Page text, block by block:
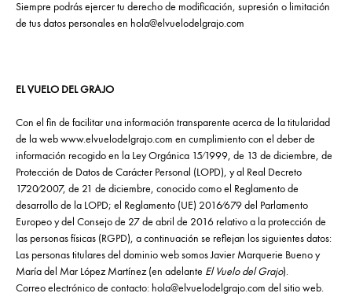
Siempre podrás ejercer tu derecho de modificación, supresión o limitación
de tus datos personales en hola@elvuelodelgrajo.com
EL VUELO DEL GRAJO
Con el fin de facilitar una información transparente acerca de la titularidad
de la web www.elvuelodelgrajo.com en cumplimiento con el deber de
información recogido en la Ley Orgánica 15⁄1999, de 13 de diciembre, de
Protección de Datos de Carácter Personal (LOPD), y al Real Decreto
1720⁄2007, de 21 de diciembre, conocido como el Reglamento de
desarrollo de la LOPD; el Reglamento (UE) 2016⁄679 del Parlamento
Europeo y del Consejo de 27 de abril de 2016 relativo a la protección de
las personas físicas (RGPD), a continuación se reflejan los siguientes datos:
Las personas titulares del dominio web somos Javier Marquerie Bueno y
María del Mar López Martínez (en adelante El Vuelo del Grajo).
Correo electrónico de contacto: hola@elvuelodelgrajo.com del sitio web.